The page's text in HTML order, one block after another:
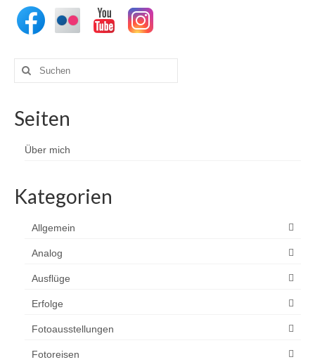
Suchen
nach:
Seiten
Über mich
Kategorien
Allgemein
Analog
Ausflüge
Erfolge
Fotoausstellungen
Fotoreisen